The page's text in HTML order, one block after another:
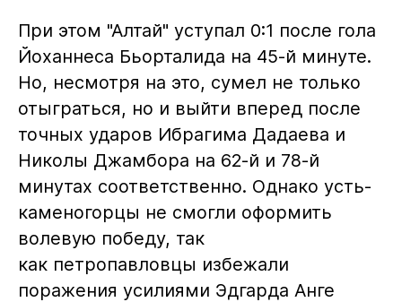
При этом "Алтай" уступал 0:1 после гола
Йоханнеса Бьорталида на 45-й минуте.
Но, несмотря на это, сумел не только
отыграться, но и выйти вперед после
точных ударов Ибрагима Дадаева и
Николы Джамбора на 62-й и 78-й
минутах соответственно. Однако усть-
каменогорцы не смогли оформить
волевую победу, так
как петропавловцы избежали
поражения усилиями Эдгарда Анге